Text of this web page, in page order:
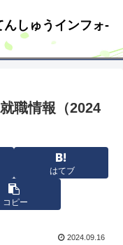
しゅうインフォ-
職情報（2024
はてブ
コピー
2024.09.16